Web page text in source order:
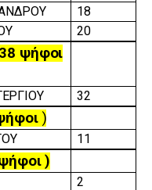
18
20
ψήφοι
32
)
11
)
2